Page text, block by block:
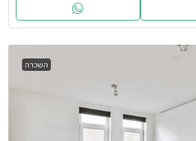
השכרה